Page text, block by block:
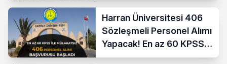
Harran Üniversitesi 406
Sözleşmeli Personel Alımı
Yapacak! En az 60 KPSS
ve Lise